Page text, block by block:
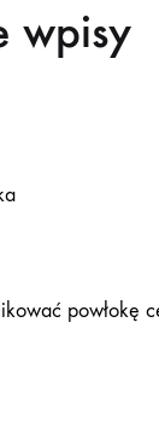
wpisy
powłokę